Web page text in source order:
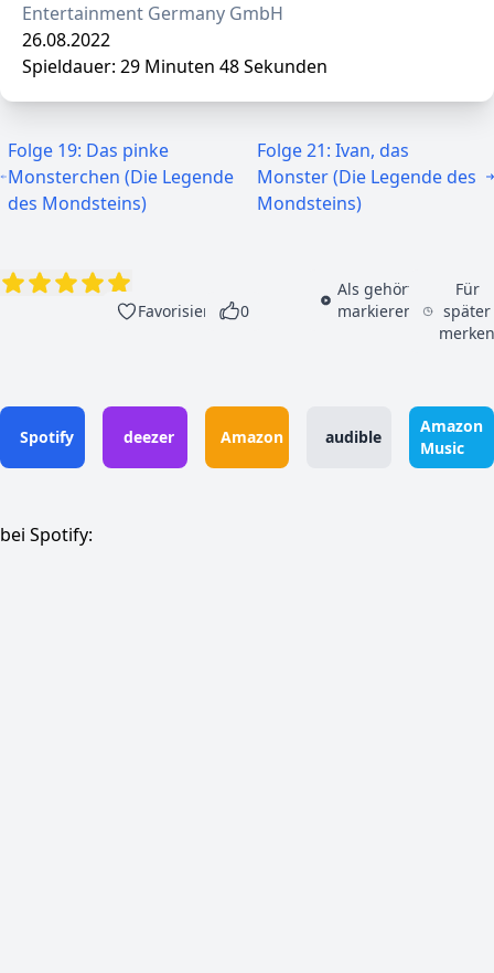
Entertainment Germany GmbH
26.08.2022
Spieldauer: 29 Minuten 48 Sekunden
Folge 19: Das pinke
Monsterchen (Die Legende
des Mondsteins)
Folge 21: Ivan, das
Monster (Die Legende des
Mondsteins)
Favorisieren 0
Als gehört
markieren
Für
später
Spotify deezer Amazon audible
Amazon
Music
bei Spotify: